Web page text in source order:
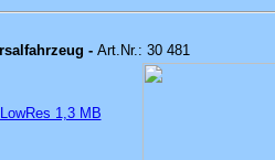
- Art.Nr.: 30 481
LowRes 1,3 MB